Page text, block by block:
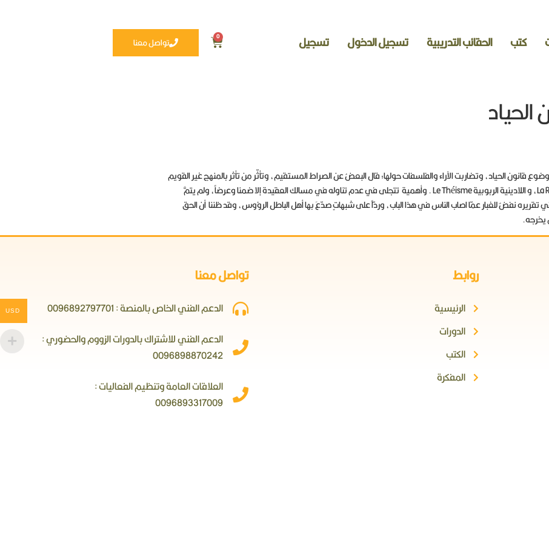
كتب الحقائب التدريبية تسجيل الدخول تسجيل 0 تواصل معنا
الحياد
قانون الحياد، وتضاربت الآراء والفلسفات حولها؛ قال البعضُ عن الصراط المستقيم، وتأثّر من تأثر بالمنهج غير القويم
. وهو خلافٌ ما بين الدينLa Religion، و اللادينية الربوبية Le Théisme . وأهمية تتجلى في عدم تناوله في مسالك العقيدة إلا ضمنا وعرضاً، ولم يتمَّ
تقريره نفضٌ للغبار عمّا اصاب الناس في هذا الباب، وردّاً على شبهاتٍ صدّعَ بها أهل الباطل الرؤوس، وقد ظننا أن الحق
يخرجه.
روابط
الرئيسية
الدورات
الكتب
المفكرة
تواصل معنا
الدعم الفني الخاص بالمنصة : 0096892797701
الدعم الفني للاشتراك بالدورات الزووم والحضوري :
0096898870242
العلاقات العامة وتنظيم الفعاليات :
0096893317009
USD